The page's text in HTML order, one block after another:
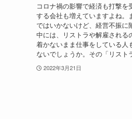
コロナ禍の影響で経済も打撃を
する会社も増えていますよね。
ではいかないけど、経営不振に
中には、リストラや解雇される
着かないまま仕事をしている人
ないでしょうか。その「リスト
2022年3月21日